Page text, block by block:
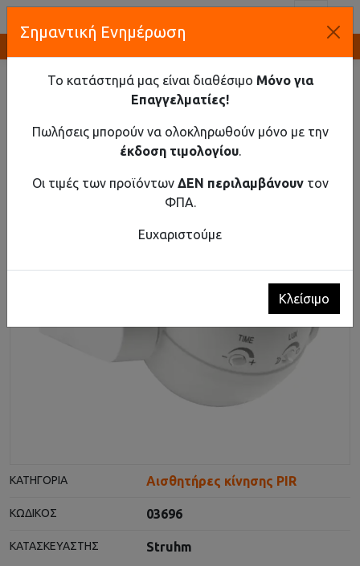
ΑΡΧΙΚΉ
ΚΤΗΡΙΑΚΌΣ ΕΞΟΠΛΙΣΜΌΣ
ΑΙΣΘΗΤΉΡΕΣ ΚΊΝΗΣΗΣ PIR
ΑΙΣΘΗΤΉΡΑΣ ΚΊΝΗΣΗΣ ΛΕΥΚΌ
Αισθητήρας Κίνησης Λευκό
ΚΑΤΗΓΟΡΊΑ Αισθητήρες κίνησης PIR
ΚΩΔΙΚΌΣ 03696
ΚΑΤΑΣΚΕΥΑΣΤΉΣ Struhm
Σημαντική Ενημέρωση
Το κατάστημά μας είναι διαθέσιμο Μόνο για
Επαγγελματίες!
Πωλήσεις μπορούν να ολοκληρωθούν μόνο με την
έκδοση τιμολογίου.
Οι τιμές των προϊόντων ΔΕΝ περιλαμβάνουντον
ΦΠΑ.
Ευχαριστούμε
Κλείσιμο